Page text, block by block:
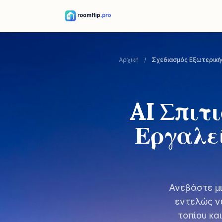
Αρχική / Σχεδιασμός
AI
Ανεβάστε
εντελώς
τοπίου